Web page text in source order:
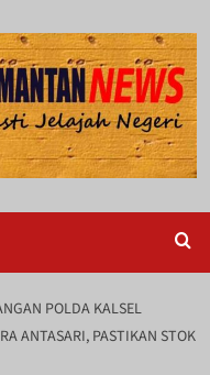
POLDA KALSEL
ANTASARI, PASTIKAN STOK